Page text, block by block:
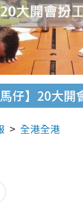
馬仔】20大開
全港全港